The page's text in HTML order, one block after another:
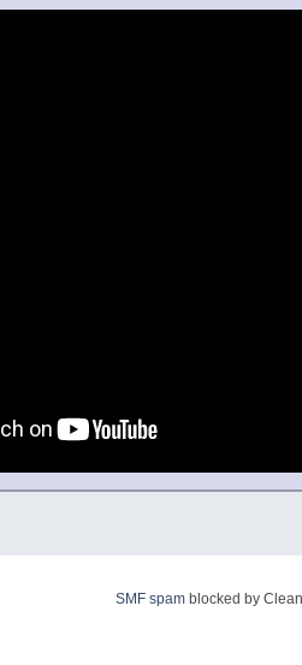
SMF spam blocked by